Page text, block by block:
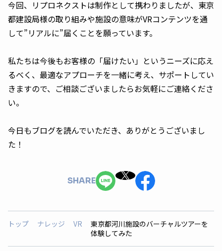
今回、リプロネクストは制作として携わりましたが、東京
都建設局様の取り組みや施設の意味がVRコンテンツを通
して”リアルに”届くことを願っています。
私たちは今後もお客様の「届けたい」というニーズに応え
るべく、最適なアプローチを一緒に考え、サポートしてい
きますので、ご相談ございましたらお気軽にご連絡くださ
い。
今日もブログを読んでいただき、ありがとうございまし
た！
SHARE
トップ ナレッジ VR
東京都河川施設のバーチャルツアーを
体験してみた